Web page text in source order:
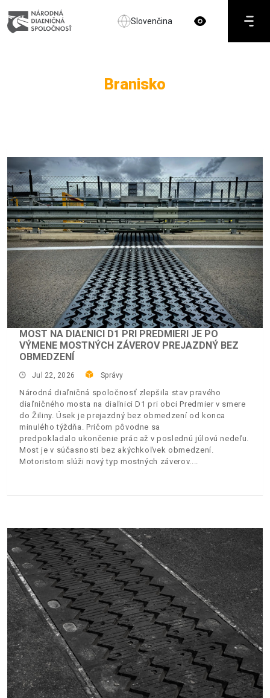
Slovenčina
Branisko
MOST NA DIAĽNICI D1 PRI PREDMIERI JE PO
VÝMENE MOSTNÝCH ZÁVEROV PREJAZDNÝ BEZ
OBMEDZENÍ
Jul 22, 2026 Správy
Národná diaľničná spoločnosť zlepšila stav pravého
diaľničného mosta na diaľnici D1 pri obci Predmier v smere
do Žiliny. Úsek je prejazdný bez obmedzení od konca
minulého týždňa. Pričom pôvodne sa
predpokladalo ukončenie prác až v poslednú júlovú nedeľu.
Most je v súčasnosti bez akýchkoľvek obmedzení.
Motoristom slúži nový typ mostných záverov.